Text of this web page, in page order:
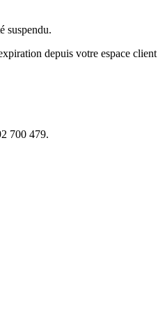
suspendu.
depuis votre espace
700 479.